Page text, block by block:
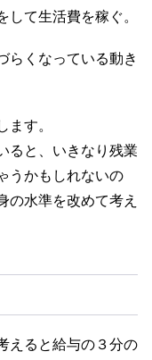
て生活費を稼ぐ。
らくなっている動き
ます。
ると、いきなり残業
うかもしれないの
の水準を改めて考え
えると給与の３分の